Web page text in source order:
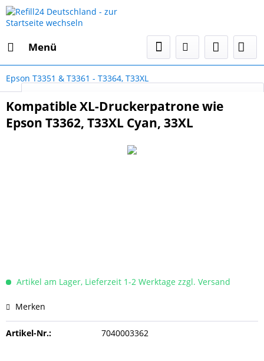
Menü
Epson T3351 & T3361 - T3364, T33XL
Kompatible XL-Druckerpatrone wie
Epson T3362, T33XL Cyan, 33XL
Artikel am Lager, Lieferzeit 1-2 Werktage zzgl. Versand
Merken
Artikel-Nr.: 7040003362